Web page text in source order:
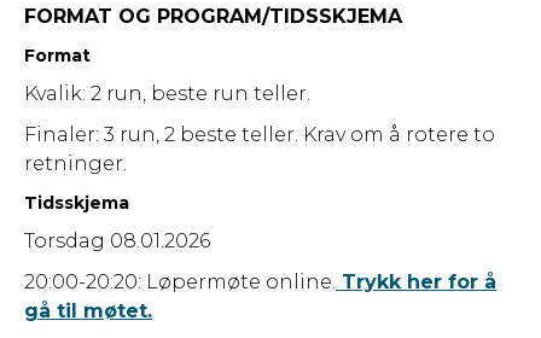
FORMAT OG PROGRAM/TIDSSKJEMA
Format
Kvalik: 2 run, beste run teller.
Finaler: 3 run, 2 beste teller. Krav om å rotere to
retninger.
Tidsskjema
Torsdag 08.01.2026
20:00-20:20: Løpermøte online. Trykk her for å
gå til møtet.